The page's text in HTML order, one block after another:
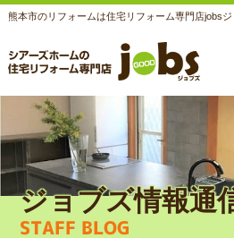
熊本市のリフォームは住宅リフォーム専門店jobs
ジョブズ情報通
STAFF BLOG